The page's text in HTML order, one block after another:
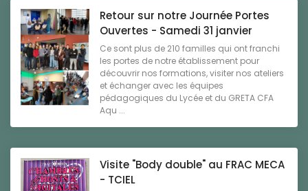
Retour sur notre Journée Portes
Ouvertes - Samedi 31 janvier
Ce sont plus de 210 familles qui ont franchi
les portes de notre établissement pour
découvrir nos formations, visiter nos ateliers
et échanger avec les équipes
pédagogiques du Lycée et du GRETA CFA
Aqu ...
Visite "Body double" au FRAC MECA
- TCIEL